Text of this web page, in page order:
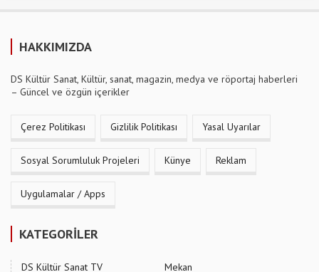
HAKKIMIZDA
DS Kültür Sanat, Kültür, sanat, magazin, medya ve röportaj haberleri
– Güncel ve özgün içerikler
Çerez Politikası Gizlilik Politikası Yasal Uyarılar
Sosyal Sorumluluk Projeleri Künye Reklam
Uygulamalar / Apps
KATEGORİLER
DS Kültür Sanat TV
Mekan